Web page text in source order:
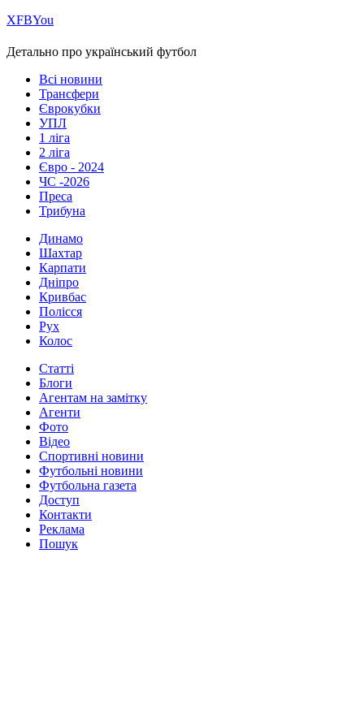
ХFBYou
Детально про український футбол
Всі новини
Трансфери
Єврокубки
УПЛ
1 ліга
2 ліга
Євро - 2024
ЧС -2026
Преса
Трибуна
Динамо
Шахтар
Карпати
Дніпро
Кривбас
Полісся
Рух
Колос
Статті
Блоги
Агентам на замітку
Агенти
Фото
Відео
Спортивні новини
Футбольні новини
Футбольна газета
Доступ
Контакти
Реклама
Пошук